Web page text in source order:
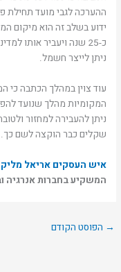
ידוע בשלב זה הוא מיקום
כ-25 שנה ויעביר אותו
ניתן לייצר חשמל.
עוד צוין במהלך הכתבה כי
המקומיות מהלך שנועד
ניתן להעבירה למחזור
שקלים כבר הוקצה לשם כך.
איש העסקים אריאל מליק
המשקיע בחברות אנרגיה
→ הפוסט הקודם